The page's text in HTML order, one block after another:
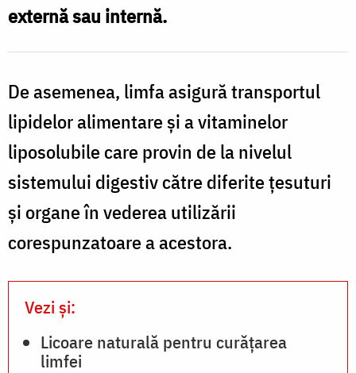
externă sau internă.
De asemenea, limfa asigură transportul
lipidelor alimentare și a vitaminelor
liposolubile care provin de la nivelul
sistemului digestiv către diferite țesuturi
și organe în vederea utilizării
corespunzatoare a acestora.
Vezi și:
Licoare naturală pentru curățarea
limfei